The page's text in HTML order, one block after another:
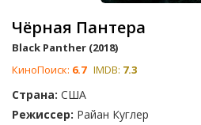
Чёрная Пантера
Black Panther (2018)
КиноПоиск: 6.7 IMDB: 7.3
Страна: США
Режиссер: Райан Куглер